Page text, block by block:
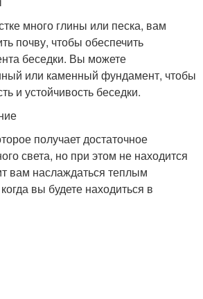
много глины или песка, вам
почву, чтобы обеспечить
беседки. Вы можете
или каменный фундамент, чтобы
и устойчивость беседки.
получает достаточное
света, но при этом не находится
вам наслаждаться теплым
вы будете находиться в